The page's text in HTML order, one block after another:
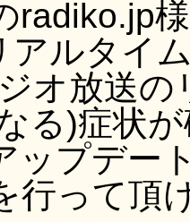
radiko.jp
アルタイ
オ放送
る)症状
ップデー
行って頂